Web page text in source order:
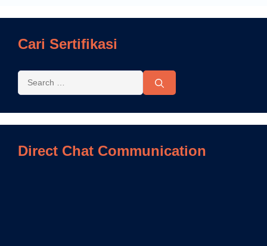
Cari Sertifikasi
Direct Chat Communication